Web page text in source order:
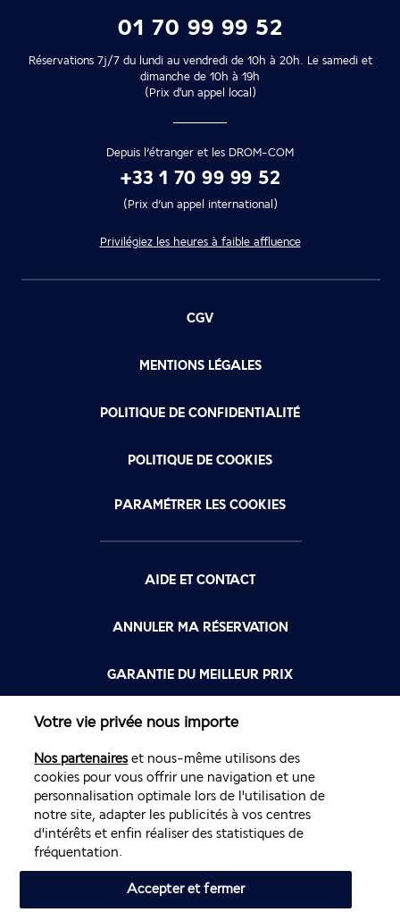
01 70 99 99 52
Réservations 7j/7 du lundi au vendredi de 10h à 20h. Le samedi et
dimanche de 10h à 19h
(Prix d'un appel local)
Depuis l’étranger et les DROM-COM
+33 1 70 99 99 52
(Prix d’un appel international)
Privilégiez les heures à faible affluence
CGV
MENTIONS LÉGALES
POLITIQUE DE CONFIDENTIALITÉ
POLITIQUE DE COOKIES
PARAMÉTRER LES COOKIES
AIDE ET CONTACT
ANNULER MA RÉSERVATION
GARANTIE DU MEILLEUR PRIX
FLYING BLUE
FLEXIBILITÉ
Site édité par PerfectStay.com en partenariat avec Air France. Les
ventes sont réalisées par PerfectStay.com
Votre vie privée nous importe
Nos partenaireset nous-même utilisons des
cookies pour vous offrir une navigation et une
personnalisation optimale lors de l'utilisation de
notre site, adapter les publicités à vos centres
d'intérêts et enfin réaliser des statistiques de
fréquentation.
Accepter et fermer